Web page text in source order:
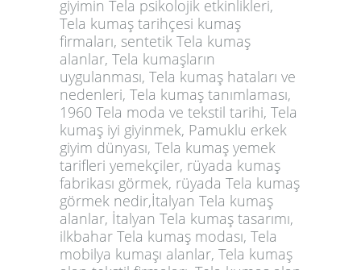
giyimin Tela psikolojik etkinlikleri,
Tela kumaş tarihçesi kumaş
firmaları, sentetik Tela kumaş
alanlar, Tela kumaşların
uygulanması, Tela kumaş hataları ve
nedenleri, Tela kumaş tanımlaması,
1960 Tela moda ve tekstil tarihi, Tela
kumaş iyi giyinmek, Pamuklu erkek
giyim dünyası, Tela kumaş yemek
tarifleri yemekçiler, rüyada kumaş
fabrikası görmek, rüyada Tela kumaş
görmek nedir,İtalyan Tela kumaş
alanlar, İtalyan Tela kumaş tasarımı,
ilkbahar Tela kumaş modası, Tela
mobilya kumaşı alanlar, Tela kumaş